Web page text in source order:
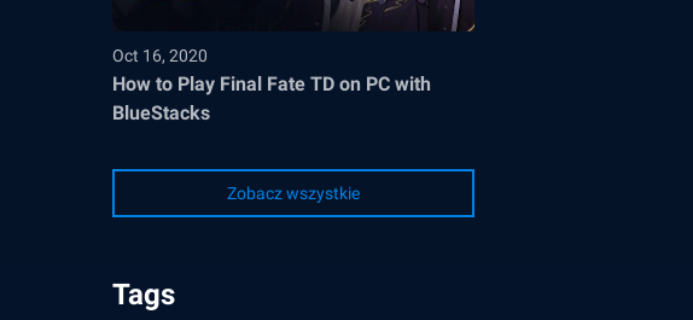
Oct 16, 2020
How to Play Final Fate TD on PC with
BlueStacks
Zobacz wszystkie
Tags